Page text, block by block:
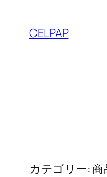
CELPAP
カテゴリー:商